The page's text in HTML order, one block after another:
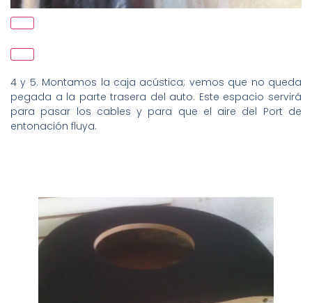
4 y 5. Montamos la caja acústica; vemos que no queda
pegada a la parte trasera del auto. Este espacio servirá
para pasar los cables y para que el aire del Port de
entonación fluya.